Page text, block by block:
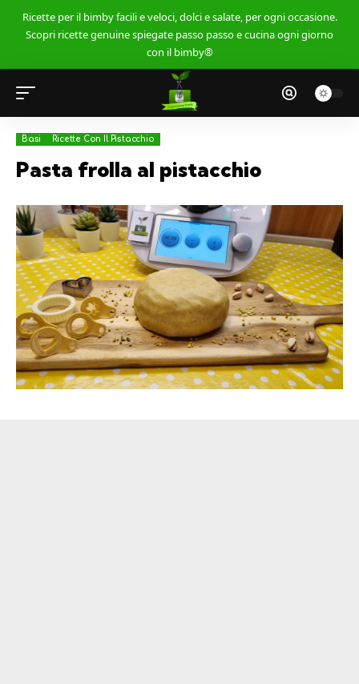
Ricette per il bimby facili e veloci, dolci e salate, per ogni occasione.
Scopri ricette genuine spiegate passo passo e cucina ogni giorno
con il bimby®
Basi Ricette Con Il Pistacchio
Pasta frolla al pistacchio